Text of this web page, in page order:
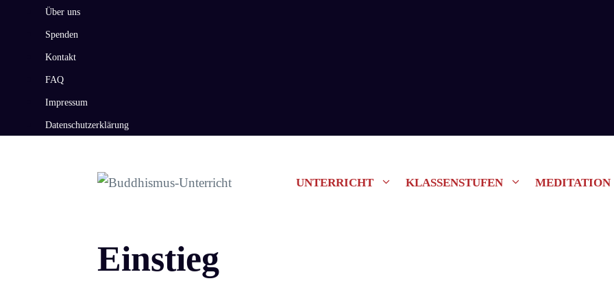
Über uns
Spenden
Kontakt
FAQ
Impressum
Datenschutzerklärung
UNTERRICHT KLASSENSTUFEN MEDITATION
Einstieg